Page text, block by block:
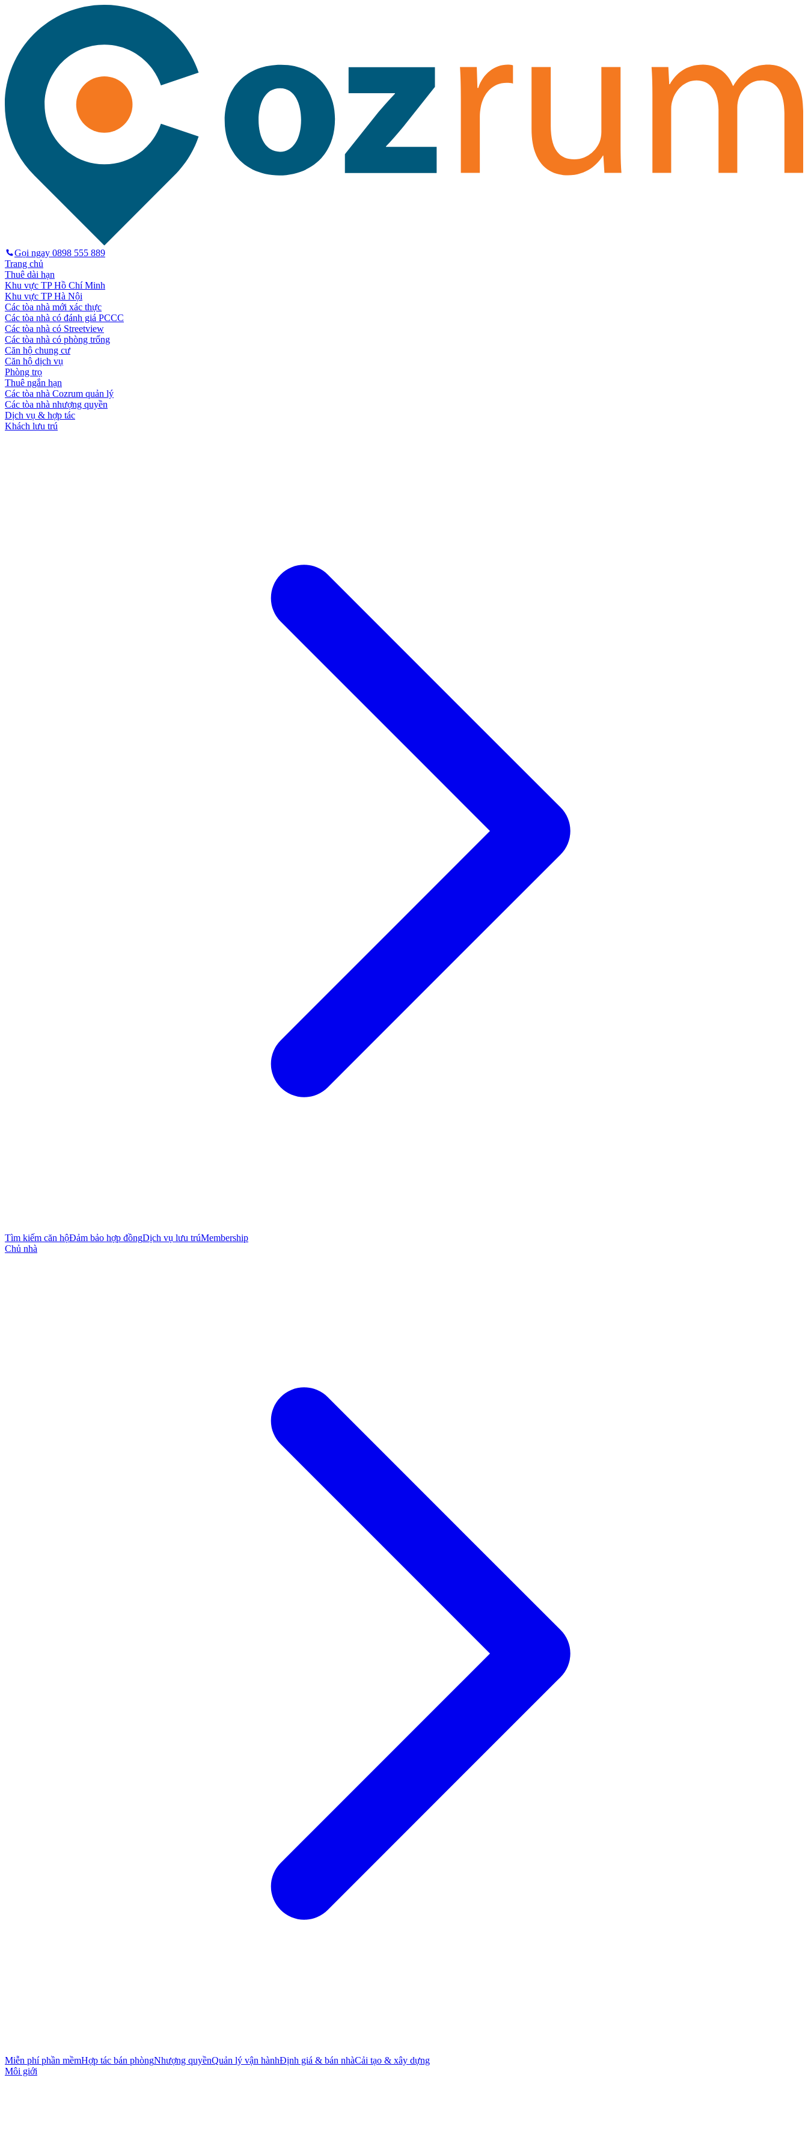
Gọi ngay 0898 555 889
Trang chủ
Thuê dài hạn
Khu vực TP Hồ Chí Minh
Khu vực TP Hà Nội
Các tòa nhà mới xác thực
Các tòa nhà có đánh giá PCCC
Các tòa nhà có Streetview
Các tòa nhà có phòng trống
Căn hộ chung cư
Căn hộ dịch vụ
Phòng trọ
Thuê ngắn hạn
Các tòa nhà Cozrum quản lý
Các tòa nhà nhượng quyền
Dịch vụ & hợp tác
Khách lưu trú
Tìm kiếm căn hộĐảm bảo hợp đồngDịch vụ lưu trúMembership
Chủ nhà
Miễn phí phần mềmHợp tác bán phòngNhượng quyềnQuản lý vận hànhĐịnh giá & bán nhàCải tạo & xây dựng
Môi giới